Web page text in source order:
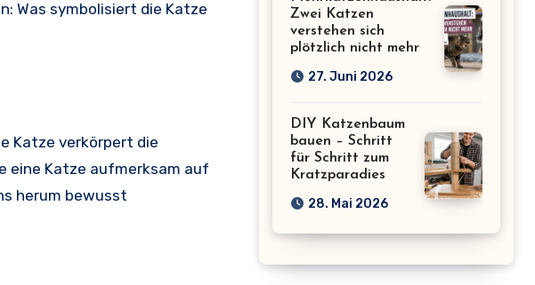
Was symbolisiert die Katze
Katze verkörpert die
eine Katze aufmerksam auf
herum bewusst
Zwei Katzen
verstehen sich
plötzlich nicht mehr
27. Juni 2026
DIY Katzenbaum
bauen – Schritt
für Schritt zum
Kratzparadies
28. Mai 2026